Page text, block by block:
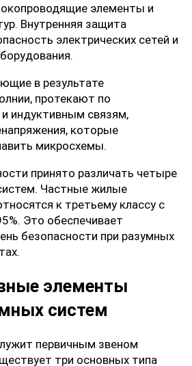
элементы и
Внутренняя защита
электрических сетей и
в результате
протекают по
индуктивным связям,
которые
микросхемы.
принято различать четыре
Частные жилые
к третьему классу с
Это обеспечивает
безопасности при разумных
элементы
систем
первичным звеном
три основных типа